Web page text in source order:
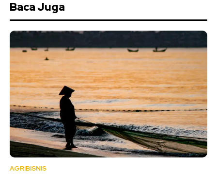
Baca Juga
AGRIBISNIS